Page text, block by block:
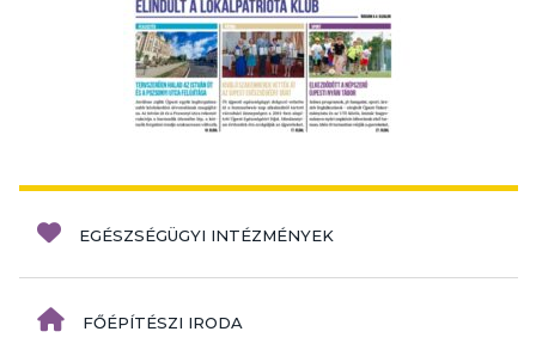
EGÉSZSÉGÜGYI INTÉZMÉNYEK
FŐÉPÍTÉSZI IRODA